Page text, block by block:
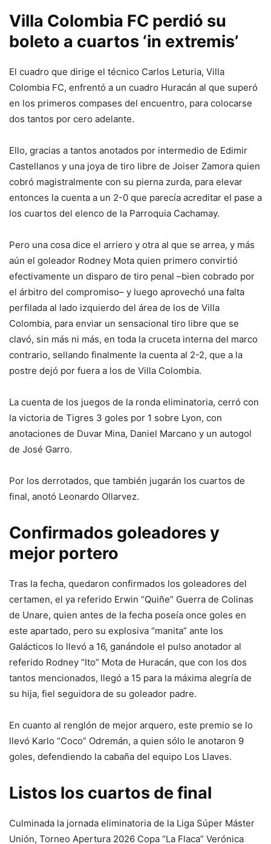
Villa Colombia FC perdió su
boleto a cuartos ‘in extremis’
El cuadro que dirige el técnico Carlos Leturia, Villa
Colombia FC, enfrentó a un cuadro Huracán al que superó
en los primeros compases del encuentro, para colocarse
dos tantos por cero adelante.
Ello, gracias a tantos anotados por intermedio de Edimir
Castellanos y una joya de tiro libre de Joiser Zamora quien
cobró magistralmente con su pierna zurda, para elevar
entonces la cuenta a un 2-0 que parecía acreditar el pase a
los cuartos del elenco de la Parroquia Cachamay.
Pero una cosa dice el arriero y otra al que se arrea, y más
aún el goleador Rodney Mota quien primero convirtió
efectivamente un disparo de tiro penal –bien cobrado por
el árbitro del compromiso– y luego aprovechó una falta
perfilada al lado izquierdo del área de los de Villa
Colombia, para enviar un sensacional tiro libre que se
clavó, sin más ni más, en toda la cruceta interna del marco
contrario, sellando finalmente la cuenta al 2-2, que a la
postre dejó por fuera a los de Villa Colombia.
La cuenta de los juegos de la ronda eliminatoria, cerró con
la victoria de Tigres 3 goles por 1 sobre Lyon, con
anotaciones de Duvar Mina, Daniel Marcano y un autogol
de José Garro.
Por los derrotados, que también jugarán los cuartos de
final, anotó Leonardo Ollarvez.
Confirmados goleadores y
mejor portero
Tras la fecha, quedaron confirmados los goleadores del
certamen, el ya referido Erwin “Quiñe” Guerra de Colinas
de Unare, quien antes de la fecha poseía once goles en
este apartado, pero su explosiva “manita” ante los
Galácticos lo llevó a 16, ganándole el pulso anotador al
referido Rodney “Ito” Mota de Huracán, que con los dos
tantos mencionados, llegó a 15 para la máxima alegría de
su hija, fiel seguidora de su goleador padre.
En cuanto al renglón de mejor arquero, este premio se lo
llevó Karlo “Coco” Odremán, a quien sólo le anotaron 9
goles, defendiendo la cabaña del equipo Los Llaves.
Listos los cuartos de final
Culminada la jornada eliminatoria de la Liga Súper Máster
Unión, Torneo Apertura 2026 Copa “La Flaca” Verónica